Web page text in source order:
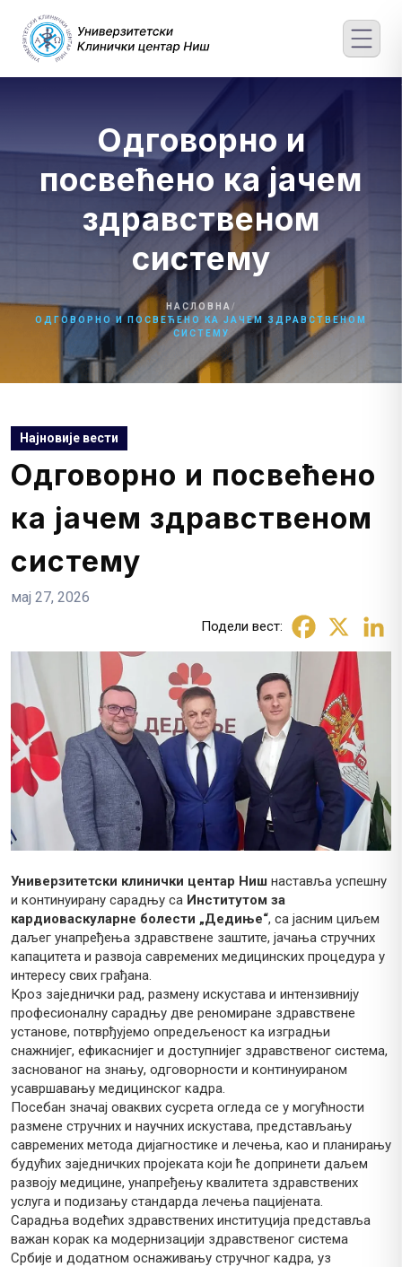
content
Одговорно и
посвећено ка јачем
здравственом
систему
НАСЛОВНА /
ОДГОВОРНО И ПОСВЕЋЕНО КА ЈАЧЕМ ЗДРАВСТВЕНОМ
СИСТЕМУ
Најновије вести
Одговорно и посвећено
ка јачем здравственом
систему
мај 27, 2026
Подели вест:
Универзитетски клинички центар Ниш наставља успешну
и континуирану сарадњу са Институтом за
кардиоваскуларне болести „Дедиње“, са јасним циљем
даљег унапређења здравствене заштите, јачања стручних
капацитета и развоја савремених медицинских процедура у
интересу свих грађана.
Кроз заједнички рад, размену искустава и интензивнију
професионалну сарадњу две реномиране здравствене
установе, потврђујемо опредељеност ка изградњи
снажнијег, ефикаснијег и доступнијег здравственог система,
заснованог на знању, одговорности и континуираном
усавршавању медицинског кадра.
Посебан значај оваквих сусрета огледа се у могућности
размене стручних и научних искустава, представљању
савремених метода дијагностике и лечења, као и планирању
будућих заједничких пројеката који ће допринети даљем
развоју медицине, унапређењу квалитета здравствених
услуга и подизању стандарда лечења пацијената.
Сарадња водећих здравствених институција представља
важан корак ка модернизацији здравственог система
Србије и додатном оснаживању стручног кадра, уз